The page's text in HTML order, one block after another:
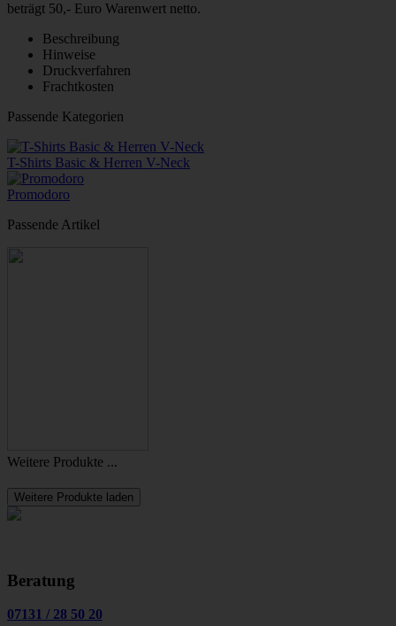
beträgt 50,- Euro Warenwert netto.
Beschreibung
Hinweise
Druckverfahren
Frachtkosten
Passende Kategorien
T-Shirts Basic & Herren V-Neck
Promodoro
Passende Artikel
Weitere Produkte ...
Weitere Produkte laden
Beratung
07131 / 28 50 20